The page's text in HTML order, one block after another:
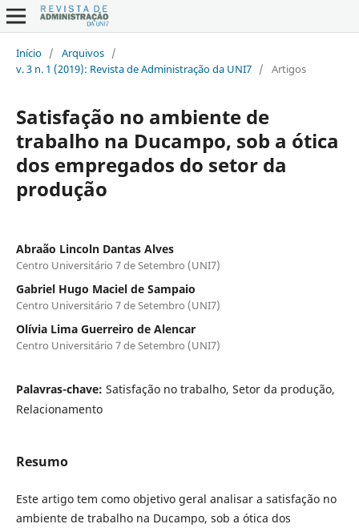
Início / Arquivos /
v. 3 n. 1 (2019): Revista de Administração da UNI7 / Artigos
Satisfação no ambiente de
trabalho na Ducampo, sob a ótica
dos empregados do setor da
produção
Abraão Lincoln Dantas Alves
Centro Universitário 7 de Setembro (UNI7)
Gabriel Hugo Maciel de Sampaio
Centro Universitário 7 de Setembro (UNI7)
Olívia Lima Guerreiro de Alencar
Centro Universitário 7 de Setembro (UNI7)
Palavras-chave: Satisfação no trabalho, Setor da produção,
Relacionamento
Resumo
Este artigo tem como objetivo geral analisar a satisfação no
ambiente de trabalho na Ducampo, sob a ótica dos